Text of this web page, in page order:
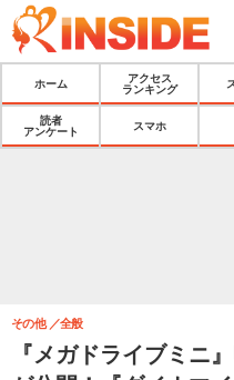
ホーム
アクセス
ランキング
読者
アンケート
スマホ
『メガドライブミニ
その他 全般